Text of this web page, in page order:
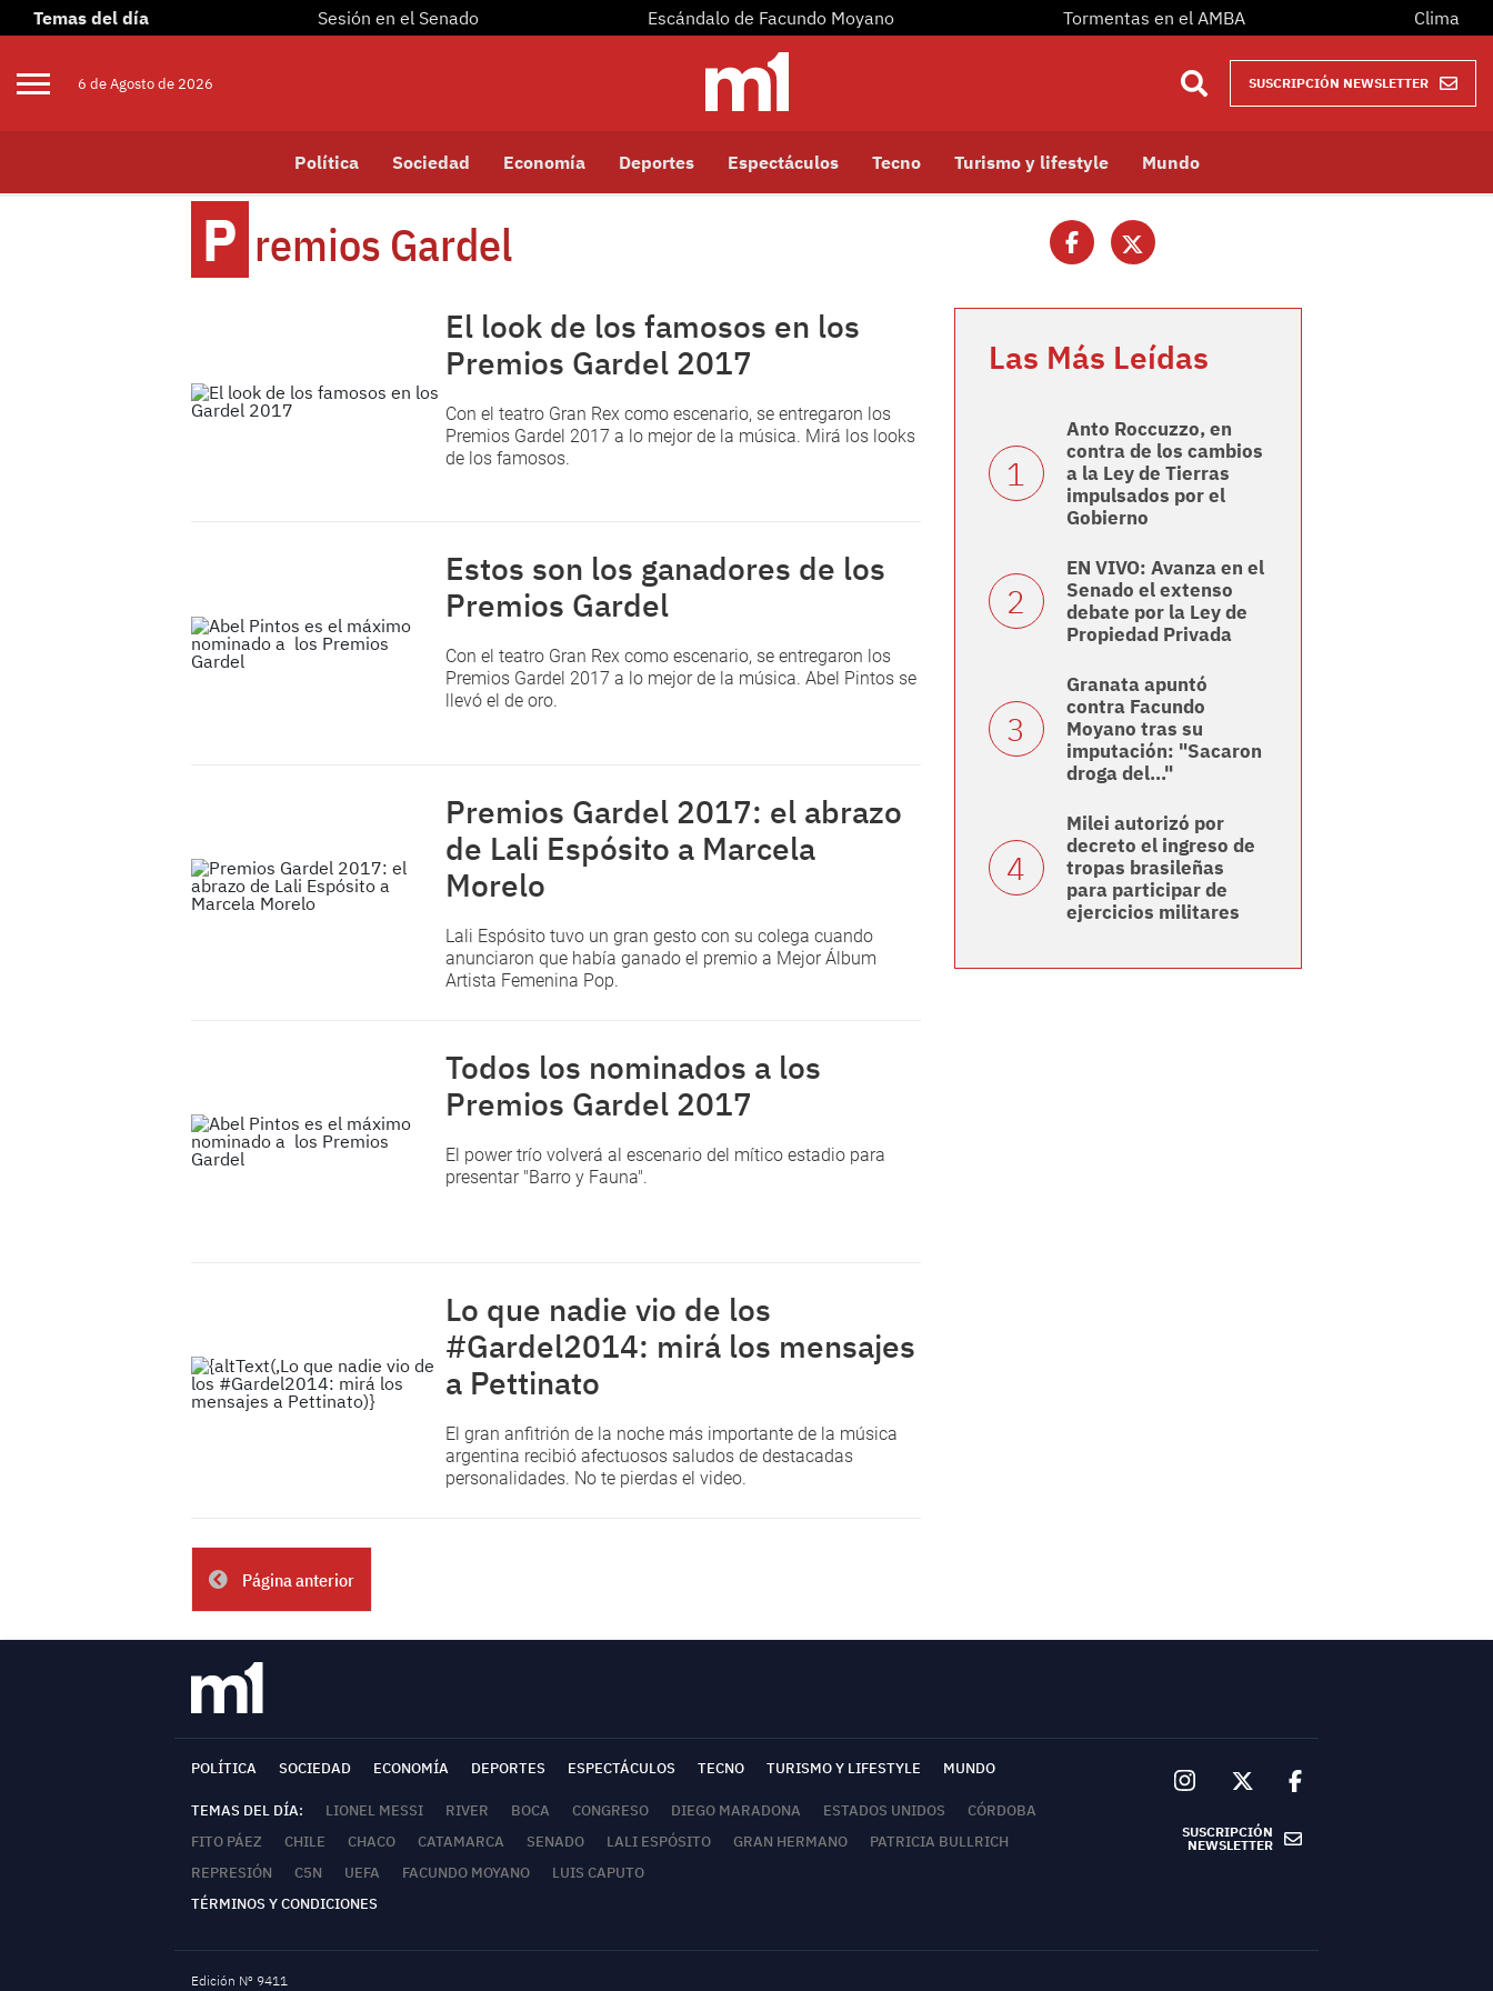
Temas del día Sesión en el Senado Escándalo de Facundo Moyano Tormentas en el AMBA Clima
6 deAgostode 2026 SUSCRIPCIÓN NEWSLETTER
Política Sociedad Economía Deportes Espectáculos Tecno Turismo y lifestyle Mundo
P Remios Gardel
El look de los famosos en los
Premios Gardel 2017
Con el teatro Gran Rex como escenario, se entregaron los
Premios Gardel 2017 a lo mejor de la música. Mirá los looks
de los famosos.
Estos son los ganadores de los
Premios Gardel
Con el teatro Gran Rex como escenario, se entregaron los
Premios Gardel 2017 a lo mejor de la música. Abel Pintos se
llevó el de oro.
Premios Gardel 2017: el abrazo
de Lali Espósito a Marcela
Morelo
Lali Espósito tuvo un gran gesto con su colega cuando
anunciaron que había ganado el premio a Mejor Álbum
Artista Femenina Pop.
Todos los nominados a los
Premios Gardel 2017
El power trío volverá al escenario del mítico estadio para
presentar "Barro y Fauna".
Lo que nadie vio de los
#Gardel2014: mirá los mensajes
a Pettinato
El gran anfitrión de la noche más importante de la música
argentina recibió afectuosos saludos de destacadas
personalidades. No te pierdas el video.
Página anterior
Las Más Leídas
Anto Roccuzzo, en
contra de los cambios
a la Ley de Tierras
impulsados por el
Gobierno
EN VIVO: Avanza en el
Senado el extenso
debate por la Ley de
Propiedad Privada
Granata apuntó
contra Facundo
Moyano tras su
imputación: "Sacaron
droga del..."
Milei autorizó por
decreto el ingreso de
tropas brasileñas
para participar de
ejercicios militares
POLÍTICA SOCIEDAD ECONOMÍA DEPORTES ESPECTÁCULOS TECNO TURISMO Y LIFESTYLE MUNDO
TEMAS DEL DÍA: LIONEL MESSI RIVER BOCA CONGRESO DIEGO MARADONA ESTADOS UNIDOS
CÓRDOBA
FITO PÁEZ
CHILE CHACO CATAMARCA SENADO LALI ESPÓSITO GRAN HERMANO
PATRICIA BULLRICH
REPRESIÓN
C5N UEFA FACUNDO MOYANO
LUIS CAPUTO
TÉRMINOS Y CONDICIONES
SUSCRIPCIÓN
NEWSLETTER
Edición Nº 9411